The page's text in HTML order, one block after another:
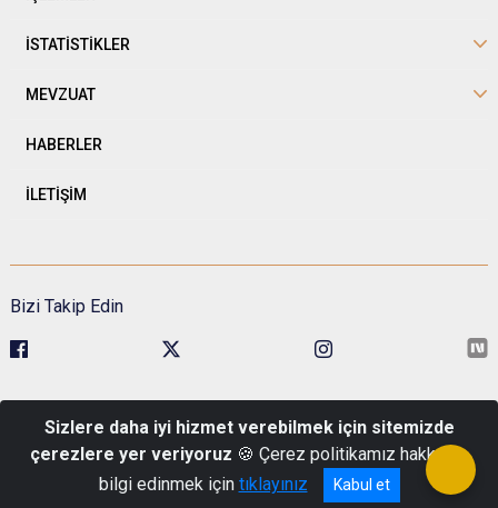
İSTATİSTİKLER
MEVZUAT
HABERLER
İLETİŞİM
Bizi Takip Edin
No:1 Pk: 06680 Çankaya/Ankara
Telefon : 0 (312) 422 48 00
Sizlere daha iyi hizmet verebilmek için sitemizde
çerezlere yer veriyoruz 🍪 Çerez politikamız hakkında
bilgi edinmek için tıklayınız Kabul et